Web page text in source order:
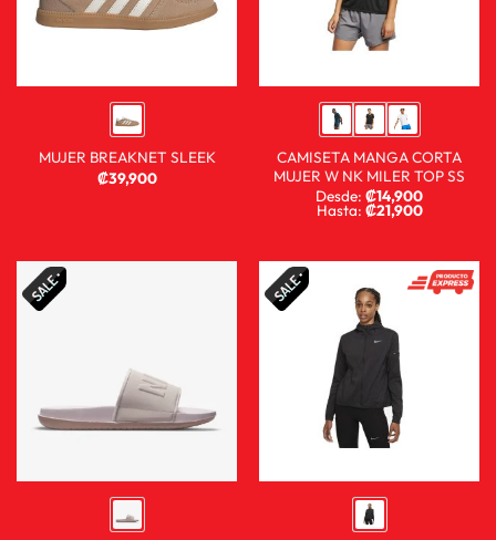
MUJER BREAKNET SLEEK
₡39,900
CAMISETA MANGA CORTA
MUJER W NK MILER TOP SS
Desde: ₡14,900
Hasta: ₡21,900